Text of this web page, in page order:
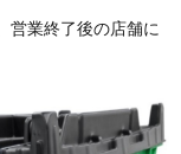
営業終了後の店舗に